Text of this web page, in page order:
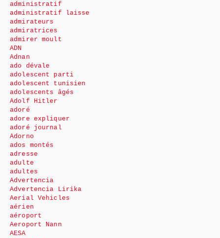
administratif
administratif laisse
admirateurs
admiratrices
admirer moult
ADN
Adnan
ado dévale
adolescent parti
adolescent tunisien
adolescents âgés
Adolf Hitler
adoré
adore expliquer
adoré journal
Adorno
ados montés
adresse
adulte
adultes
Advertencia
Advertencia Lirika
Aerial Vehicles
aérien
aéroport
Aeroport Nann
AESA